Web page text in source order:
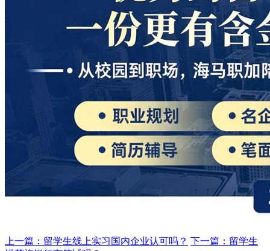
上一篇：留学生线上实习国内企业认可吗？ 下一篇：留学生